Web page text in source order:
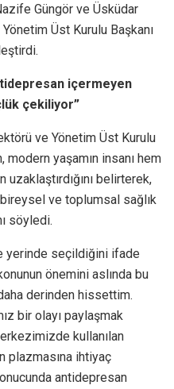
Güngör ve Üsküdar
Üst Kurulu Başkanı
içermeyen
çekiliyor”
ve Yönetim Üst Kurulu
modern yaşamın insanı hem
belirterek,
ve toplumsal sağlık
söyledi.
yerinde seçildiğini ifade
önemini aslında bu
derinden hissettim.
bir olayı paylaşmak
kullanılan
plazmasına ihtiyaç
antidepresan